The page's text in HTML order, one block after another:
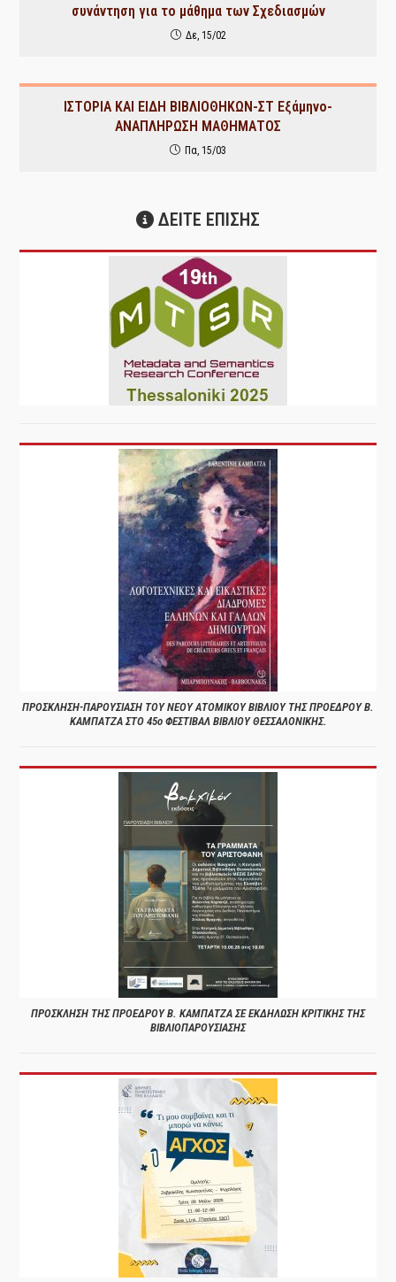
συνάντηση για το μάθημα των Σχεδιασμών
Δε, 15/02
ΙΣΤΟΡΙΑ ΚΑΙ ΕΙΔΗ ΒΙΒΛΙΟΘΗΚΩΝ-ΣΤ Εξάμηνο-
ΑΝΑΠΛΗΡΩΣΗ ΜΑΘΗΜΑΤΟΣ
Πα, 15/03
ΔΕΙΤΕ ΕΠΙΣΗΣ
ΠΡΟΣΚΛΗΣΗ-ΠΑΡΟΥΣΙΑΣΗ ΤΟΥ ΝΕΟΥ ΑΤΟΜΙΚΟΥ ΒΙΒΛΙΟΥ ΤΗΣ ΠΡΟΕΔΡΟΥ Β.
ΚΑΜΠΑΤΖΑ ΣΤΟ 45ο ΦΕΣΤΙΒΑΛ ΒΙΒΛΙΟΥ ΘΕΣΣΑΛΟΝΙΚΗΣ.
ΠΡΟΣΚΛΗΣΗ ΤΗΣ ΠΡΟΕΔΡΟΥ Β. ΚΑΜΠΑΤΖΑ ΣΕ ΕΚΔΗΛΩΣΗ ΚΡΙΤΙΚΗΣ ΤΗΣ
ΒΙΒΛΙΟΠΑΡΟΥΣΙΑΣΗΣ